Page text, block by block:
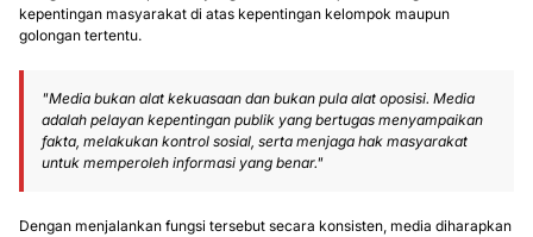
kepentingan masyarakat di atas kepentingan kelompok maupun
golongan tertentu.
"Media bukan alat kekuasaan dan bukan pula alat oposisi. Media
adalah pelayan kepentingan publik yang bertugas menyampaikan
fakta, melakukan kontrol sosial, serta menjaga hak masyarakat
untuk memperoleh informasi yang benar."
Dengan menjalankan fungsi tersebut secara konsisten, media diharapkan